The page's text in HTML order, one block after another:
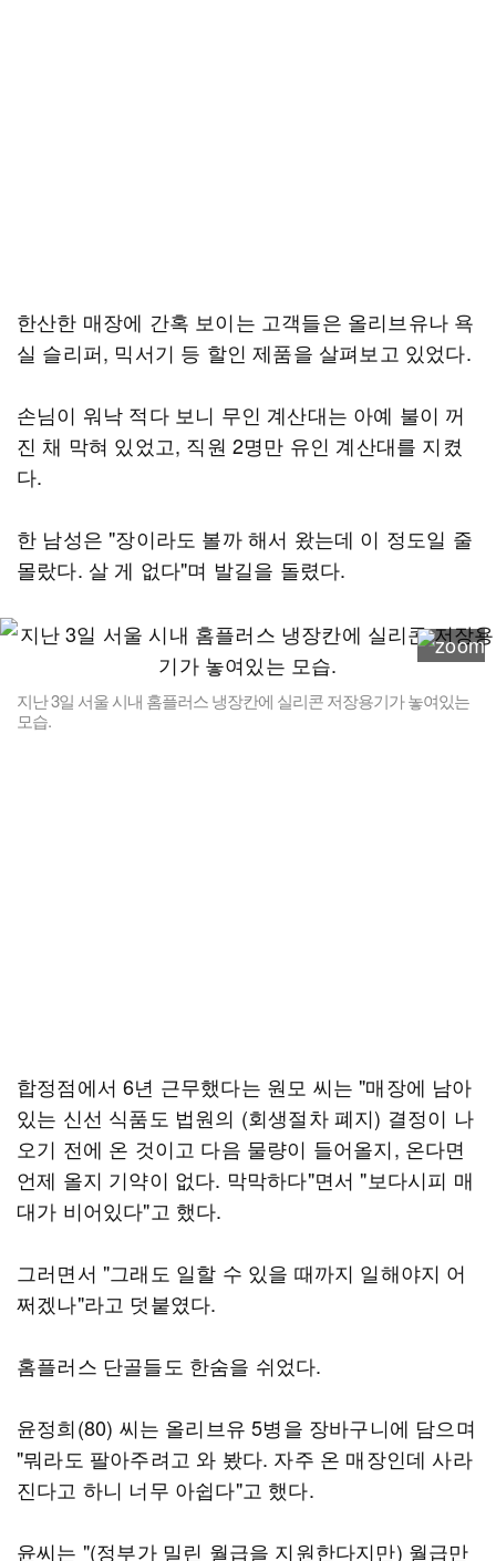
한산한 매장에 간혹 보이는 고객들은 올리브유나 욕
실 슬리퍼, 믹서기 등 할인 제품을 살펴보고 있었다.
손님이 워낙 적다 보니 무인 계산대는 아예 불이 꺼
진 채 막혀 있었고, 직원 2명만 유인 계산대를 지켰
다.
한 남성은 "장이라도 볼까 해서 왔는데 이 정도일 줄
몰랐다. 살 게 없다"며 발길을 돌렸다.
지난 3일 서울 시내 홈플러스 냉장칸에 실리콘 저장용기가 놓여있는
모습.
합정점에서 6년 근무했다는 원모 씨는 "매장에 남아
있는 신선 식품도 법원의 (회생절차 폐지) 결정이 나
오기 전에 온 것이고 다음 물량이 들어올지, 온다면
언제 올지 기약이 없다. 막막하다"면서 "보다시피 매
대가 비어있다"고 했다.
그러면서 "그래도 일할 수 있을 때까지 일해야지 어
쩌겠나"라고 덧붙였다.
홈플러스 단골들도 한숨을 쉬었다.
윤정희(80) 씨는 올리브유 5병을 장바구니에 담으며
"뭐라도 팔아주려고 와 봤다. 자주 온 매장인데 사라
진다고 하니 너무 아쉽다"고 했다.
윤씨는 "(정부가 밀린 월급을 지원한다지만) 월급만